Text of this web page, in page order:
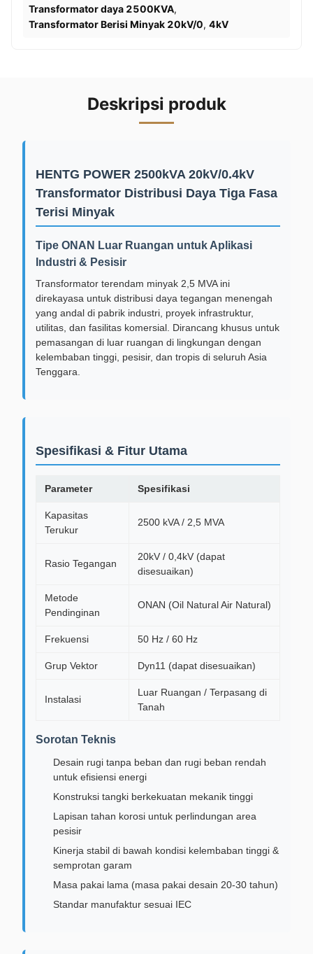
Transformator daya 2500KVA,
Transformator Berisi Minyak 20kV/0, 4kV
Deskripsi produk
HENTG POWER 2500kVA 20kV/0.4kV
Transformator Distribusi Daya Tiga Fasa
Terisi Minyak
Tipe ONAN Luar Ruangan untuk Aplikasi
Industri & Pesisir
Transformator terendam minyak 2,5 MVA ini
direkayasa untuk distribusi daya tegangan menengah
yang andal di pabrik industri, proyek infrastruktur,
utilitas, dan fasilitas komersial. Dirancang khusus untuk
pemasangan di luar ruangan di lingkungan dengan
kelembaban tinggi, pesisir, dan tropis di seluruh Asia
Tenggara.
Spesifikasi & Fitur Utama
Parameter Spesifikasi
Kapasitas
Terukur
2500 kVA / 2,5 MVA
Rasio Tegangan
20kV / 0,4kV (dapat
disesuaikan)
Metode
Pendinginan
ONAN (Oil Natural Air Natural)
Frekuensi 50 Hz / 60 Hz
Grup Vektor Dyn11 (dapat disesuaikan)
Instalasi
Luar Ruangan / Terpasang di
Tanah
Sorotan Teknis
Desain rugi tanpa beban dan rugi beban rendah
untuk efisiensi energi
Konstruksi tangki berkekuatan mekanik tinggi
Lapisan tahan korosi untuk perlindungan area
pesisir
Kinerja stabil di bawah kondisi kelembaban tinggi &
semprotan garam
Masa pakai lama (masa pakai desain 20-30 tahun)
Standar manufaktur sesuai IEC